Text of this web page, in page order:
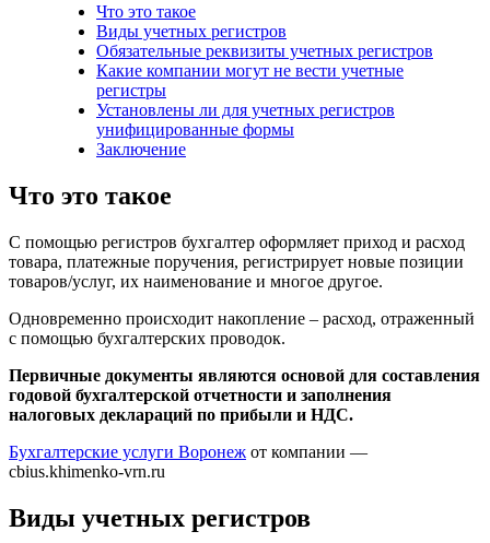
Что это такое
Виды учетных регистров
Обязательные реквизиты учетных регистров
Какие компании могут не вести учетные
регистры
Установлены ли для учетных регистров
унифицированные формы
Заключение
Что это такое
С помощью регистров бухгалтер оформляет приход и расход
товара, платежные поручения, регистрирует новые позиции
товаров/услуг, их наименование и многое другое.
Одновременно происходит накопление – расход, отраженный
с помощью бухгалтерских проводок.
Первичные документы являются основой для составления
годовой бухгалтерской отчетности и заполнения
налоговых деклараций по прибыли и НДС.
Бухгалтерские услуги Воронеж от компании —
cbius.khimenko-vrn.ru
Виды учетных регистров